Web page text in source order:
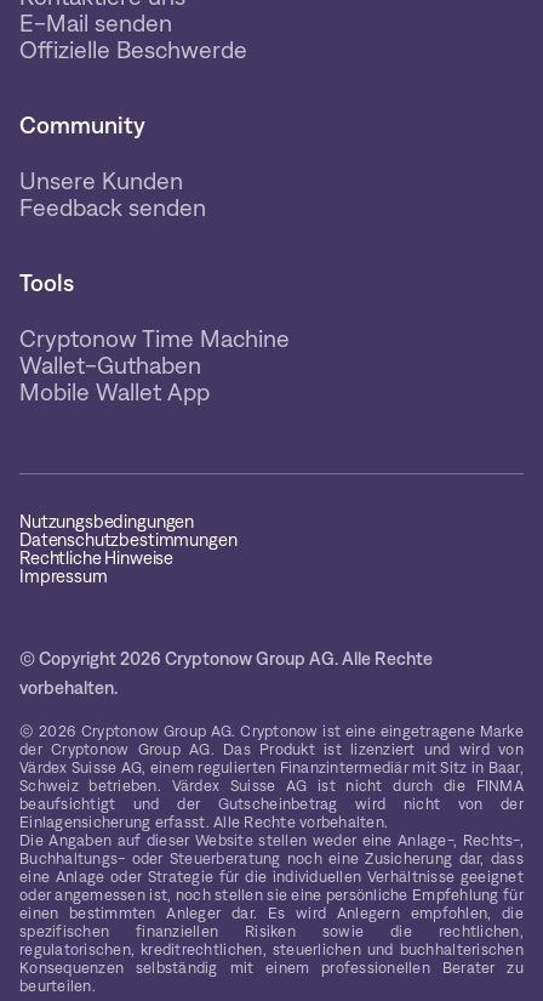
E-Mail senden
Offizielle Beschwerde
Community
Unsere Kunden
Feedback senden
Tools
Cryptonow Time Machine
Wallet-Guthaben
Mobile Wallet App
Nutzungsbedingungen
Datenschutzbestimmungen
Rechtliche Hinweise
Impressum
© Copyright 2026 Cryptonow Group AG. Alle Rechte
vorbehalten.
© 2026 Cryptonow Group AG. Cryptonow ist eine eingetragene Marke
der Cryptonow Group AG. Das Produkt ist lizenziert und wird von
Värdex Suisse AG, einem regulierten Finanzintermediär mit Sitz in Baar,
Schweiz betrieben. Värdex Suisse AG ist nicht durch die FINMA
beaufsichtigt und der Gutscheinbetrag wird nicht von der
Einlagensicherung erfasst. Alle Rechte vorbehalten.
Die Angaben auf dieser Website stellen weder eine Anlage-, Rechts-,
Buchhaltungs- oder Steuerberatung noch eine Zusicherung dar, dass
eine Anlage oder Strategie für die individuellen Verhältnisse geeignet
oder angemessen ist, noch stellen sie eine persönliche Empfehlung für
einen bestimmten Anleger dar. Es wird Anlegern empfohlen, die
spezifischen finanziellen Risiken sowie die rechtlichen,
regulatorischen, kreditrechtlichen, steuerlichen und buchhalterischen
Konsequenzen selbständig mit einem professionellen Berater zu
beurteilen.